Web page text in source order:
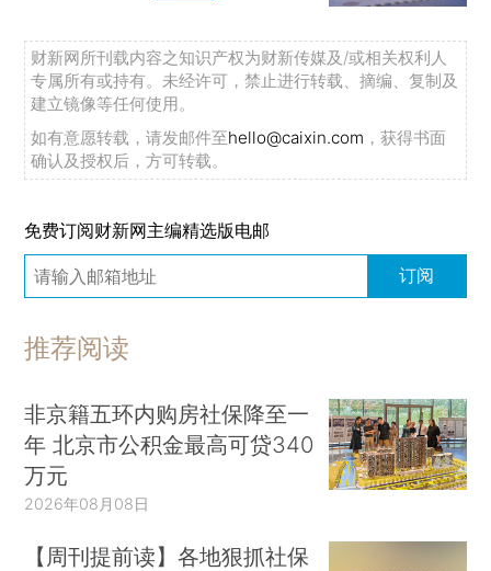
财新网所刊载内容之知识产权为财新传媒及/或相关权利人
专属所有或持有。未经许可，禁止进行转载、摘编、复制及
建立镜像等任何使用。
如有意愿转载，请发邮件至hello@caixin.com ，获得书面
确认及授权后，方可转载。
免费订阅财新网主编精选版电邮
订阅
推荐阅读
非京籍五环内购房社保降至一
年 北京市公积金最高可贷340
万元
2026年08月08日
【周刊提前读】各地狠抓社保